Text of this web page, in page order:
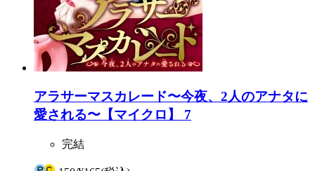
アラサーマスカレード〜今夜、2人のアナタに
愛される〜【マイクロ】 7
完結